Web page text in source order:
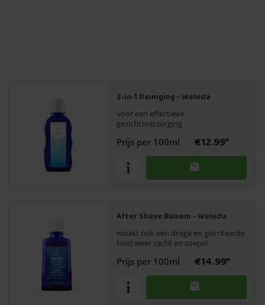
2-in-1 Reiniging - Weleda
voor een effectieve
gezichtsverzorging
Prijs per 100ml €12.99*
After Shave Balsem - Weleda
maakt ook een droge en geïrriteerde
huid weer zacht en soepel
Prijs per 100ml €14.99*